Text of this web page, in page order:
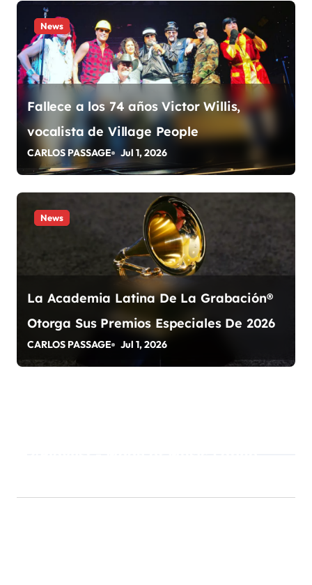
e
n
t
r
a
d
a
News
Fallece a los 74 años Victor Willis,
vocalista de Village People
CARLOS PASSAGE Jul 1, 2026
News
La Academia Latina De La Grabación®
Otorga Sus Premios Especiales De 2026
CARLOS PASSAGE Jul 1, 2026